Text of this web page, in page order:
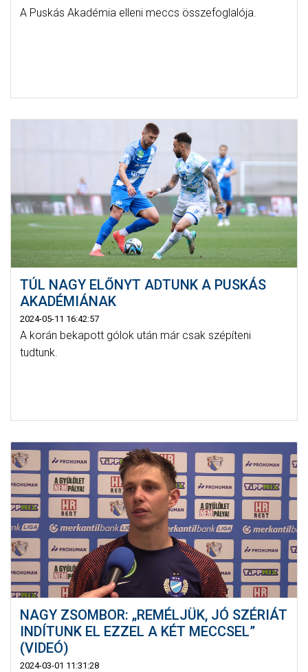
A Puskás Akadémia elleni meccs összefoglalója.
TÚL NAGY ELŐNYT ADTUNK A PUSKÁS
AKADÉMIÁNAK
2024-05-11 16:42:57
A korán bekapott gólok után már csak szépíteni
tudtunk.
NAGY ZSOMBOR: „REMÉLJÜK, JÓ SZÉRIÁT
INDÍTUNK EL EZZEL A KÉT MECCSEL”
(VIDEÓ)
2024-03-01 11:31:28